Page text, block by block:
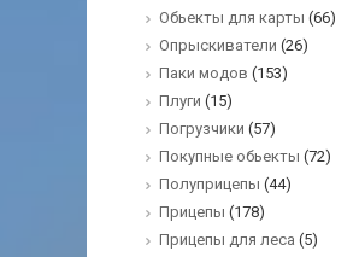
Обьекты для карты (66)
Опрыскиватели (26)
Паки модов (153)
Плуги (15)
Погрузчики (57)
Покупные обьекты (72)
Полуприцепы (44)
Прицепы (178)
Прицепы для леса (5)